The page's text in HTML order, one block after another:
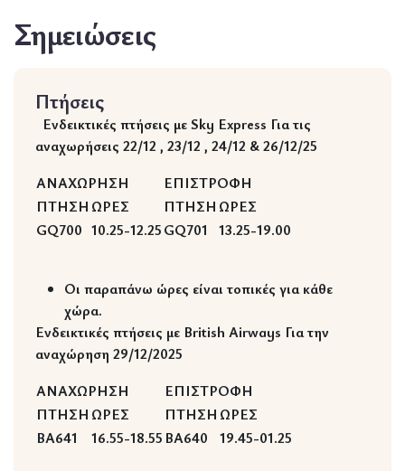
Σημειώσεις
Πτήσεις
Ενδεικτικές πτήσεις με Sky Express Για τις
αναχωρήσεις 22/12 , 23/12 , 24/12 & 26/12/25
ΑΝΑΧΩΡΗΣΗ
ΕΠΙΣΤΡΟΦΗ
ΠΤΗΣΗ ΩΡΕΣ ΠΤΗΣΗ ΩΡΕΣ
GQ700 10.25-12.25GQ701 13.25-19.00
Οι παραπάνω ώρες είναι τοπικές για κάθε
χώρα.
Ενδεικτικές πτήσεις με British Airways Για την
αναχώρηση 29/12/2025
ΑΝΑΧΩΡΗΣΗ
ΕΠΙΣΤΡΟΦΗ
ΠΤΗΣΗ ΩΡΕΣ ΠΤΗΣΗ ΩΡΕΣ
BA641
16.55-18.55 BA640 19.45-01.25